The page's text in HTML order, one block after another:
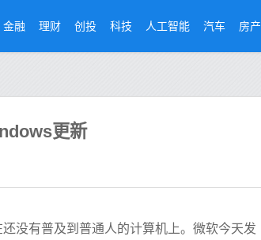
金融 理财 创投 科技 人工智能 汽车 房产
更新
没有普及到普通人的计算机上。微软今天发